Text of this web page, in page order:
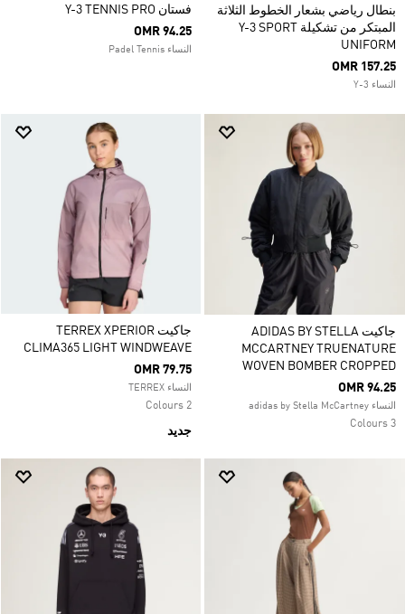
بنطال رياضي بشعار الخطوط الثلاثة
المبتكر من تشكيلة Y-3 SPORT
UNIFORM
OMR 157.25
النساء Y-3
فستان Y-3 TENNIS PRO
OMR 94.25
النساء Padel Tennis
جاكيت ADIDAS BY STELLA
MCCARTNEY TRUENATURE
WOVEN BOMBER CROPPED
OMR 94.25
النساء adidas by Stella McCartney
3 Colours
جاكيت TERREX XPERIOR
CLIMA365 LIGHT WINDWEAVE
OMR 79.75
النساء TERREX
2 Colours
جديد